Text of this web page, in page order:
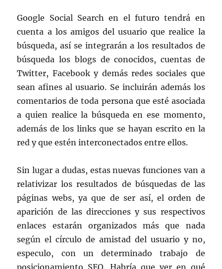
Google Social Search en el futuro tendrá en
cuenta a los amigos del usuario que realice la
búsqueda, así se integrarán a los resultados de
búsqueda los blogs de conocidos, cuentas de
Twitter, Facebook y demás redes sociales que
sean afines al usuario. Se incluirán además los
comentarios de toda persona que esté asociada
a quien realice la búsqueda en ese momento,
además de los links que se hayan escrito en la
red y que estén interconectados entre ellos.
Sin lugar a dudas, estas nuevas funciones van a
relativizar los resultados de búsquedas de las
páginas webs, ya que de ser así, el orden de
aparición de las direcciones y sus respectivos
enlaces estarán organizados más que nada
según el círculo de amistad del usuario y no,
especulo, con un determinado trabajo de
posicionamiento SEO. Habría que ver en qué